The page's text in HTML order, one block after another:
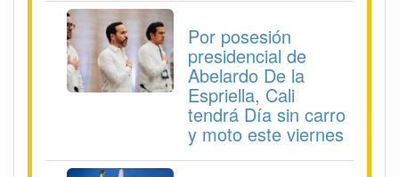
Por posesión
presidencial de
Abelardo De la
Espriella, Cali
tendrá Día sin carro
y moto este viernes